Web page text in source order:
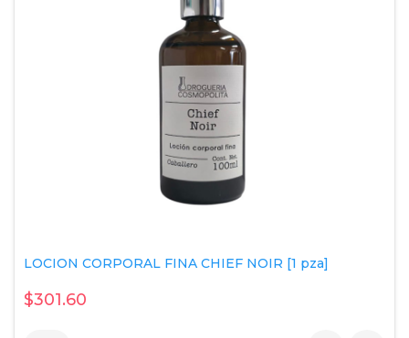
LOCION CORPORAL FINA CHIEF NOIR [1 pza]
$301.60